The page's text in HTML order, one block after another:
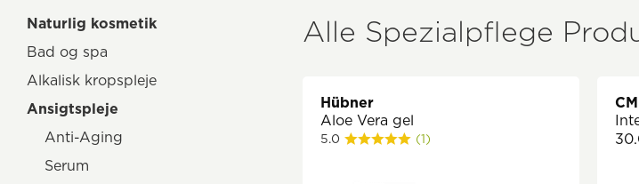
Naturlig kosmetik
Bad og spa
Alkalisk kropspleje
Ansigtspleje
Anti-Aging
Serum
Alle Spezialpflege
Hübner
Aloe Vera gel
5.0 (1)